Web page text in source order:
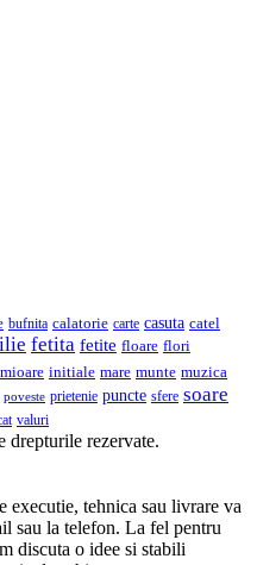
bufnita calatorie carte casuta catel
fetita fetite floare flori
initiale mare munte muzica
poveste prietenie puncte sfere soare
valuri
rezervate.
executie, tehnica sau livrare va
sau la telefon. La fel pentru
discuta o idee si stabili